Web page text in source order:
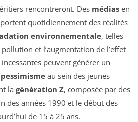
rencontreront. Des médias en
quotidiennement des réalités
environnementale, telles
et l’augmentation de l’effet
peuvent générer un
pessimisme au sein des jeunes
la génération Z, composée par des
des années 1990 et le début des
de 15 à 25 ans.